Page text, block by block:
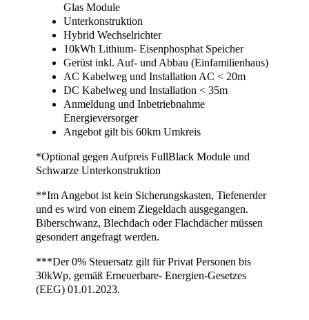
Glas Module
Unterkonstruktion
Hybrid Wechselrichter
10kWh Lithium- Eisenphosphat Speicher
Gerüst inkl. Auf- und Abbau (Einfamilienhaus)
AC Kabelweg und Installation AC < 20m
DC Kabelweg und Installation < 35m
Anmeldung und Inbetriebnahme
Energieversorger
Angebot gilt bis 60km Umkreis
*Optional gegen Aufpreis FullBlack Module und
Schwarze Unterkonstruktion
**Im Angebot ist kein Sicherungskasten, Tiefenerder
und es wird von einem Ziegeldach ausgegangen.
Biberschwanz, Blechdach oder Flachdächer müssen
gesondert angefragt werden.
***Der 0% Steuersatz gilt für Privat Personen bis
30kWp, gemäß Erneuerbare- Energien-Gesetzes
(EEG) 01.01.2023.